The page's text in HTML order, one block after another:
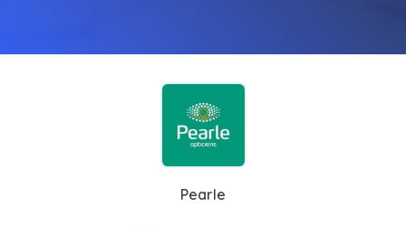
Pearle